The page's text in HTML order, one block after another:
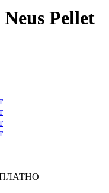
Pellet